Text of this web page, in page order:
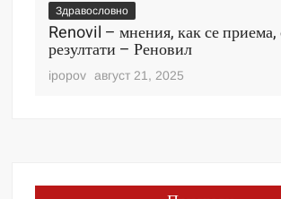
Здравословно
Renovil – мнения, как се приема,
резултати – Реновил
ipopov август 21, 2025